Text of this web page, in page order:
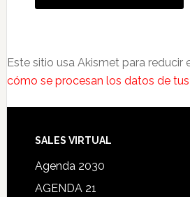
Este sitio usa Akismet para reducir
cómo se procesan los datos de
SALES VIRTUAL
Agenda 2030
AGENDA 21